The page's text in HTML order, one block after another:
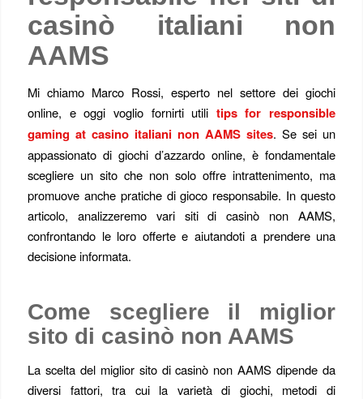
casinò italiani non
AAMS
Mi chiamo Marco Rossi, esperto nel settore dei giochi
online, e oggi voglio fornirti utili tips for responsible
gaming at casino italiani non AAMS sites. Se sei un
appassionato di giochi d’azzardo online, è fondamentale
scegliere un sito che non solo offre intrattenimento, ma
promuove anche pratiche di gioco responsabile. In questo
articolo, analizzeremo vari siti di casinò non AAMS,
confrontando le loro offerte e aiutandoti a prendere una
decisione informata.
Come scegliere il miglior
sito di casinò non AAMS
La scelta del miglior sito di casinò non AAMS dipende da
diversi fattori, tra cui la varietà di giochi, metodi di